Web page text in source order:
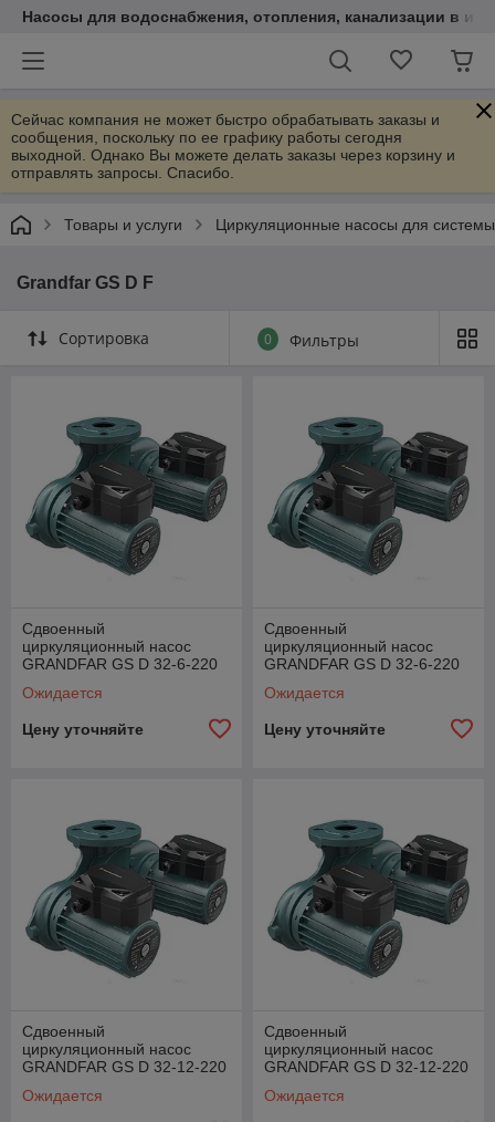
Насосы для водоснабжения, отопления, канализации в
Сейчас компания не может быстро обрабатывать заказы и
сообщения, поскольку по ее графику работы сегодня
выходной. Однако Вы можете делать заказы через корзину и
отправлять запросы. Спасибо.
Товары и услуги Циркуляционные насосы для
Grandfar GS D F
Сортировка 0 Фильтры
Сдвоенный
циркуляционный насос
GRANDFAR GS D 32-6-220
Ожидается
Цену уточняйте
Сдвоенный
циркуляционный насос
GRANDFAR GS D 32-6-220
Ожидается
Цену уточняйте
Сдвоенный
циркуляционный насос
GRANDFAR GS D 32-12-220
Ожидается
Сдвоенный
циркуляционный насос
GRANDFAR GS D 32-12-220
Ожидается